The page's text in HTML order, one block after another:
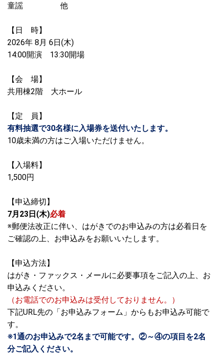
童謡 他
【日 時】
2026年 8月 6日(木)
14:00開演 13:30開場
【会 場】
共用棟2階 大ホール
【定 員】
有料抽選で30名様に入場券を送付いたします。
10歳未満の方はご入場いただけません。
【入場料】
1,500円
【申込締切】
7月23日(木)必着
※郵便法改正に伴い、はがきでのお申込みの方は必着日を
ご確認の上、お申込みをお願いいたします。
【申込方法】
はがき・ファックス・メールに必要事項をご記入の上、お
申込みください。
（お電話でのお申込みは受付しておりません。）
下記URL先の「お申込みフォーム」からもお申込み可能で
す。
※1通のお申込みで2名まで可能です。②～④の項目を2名
分ご記入ください。